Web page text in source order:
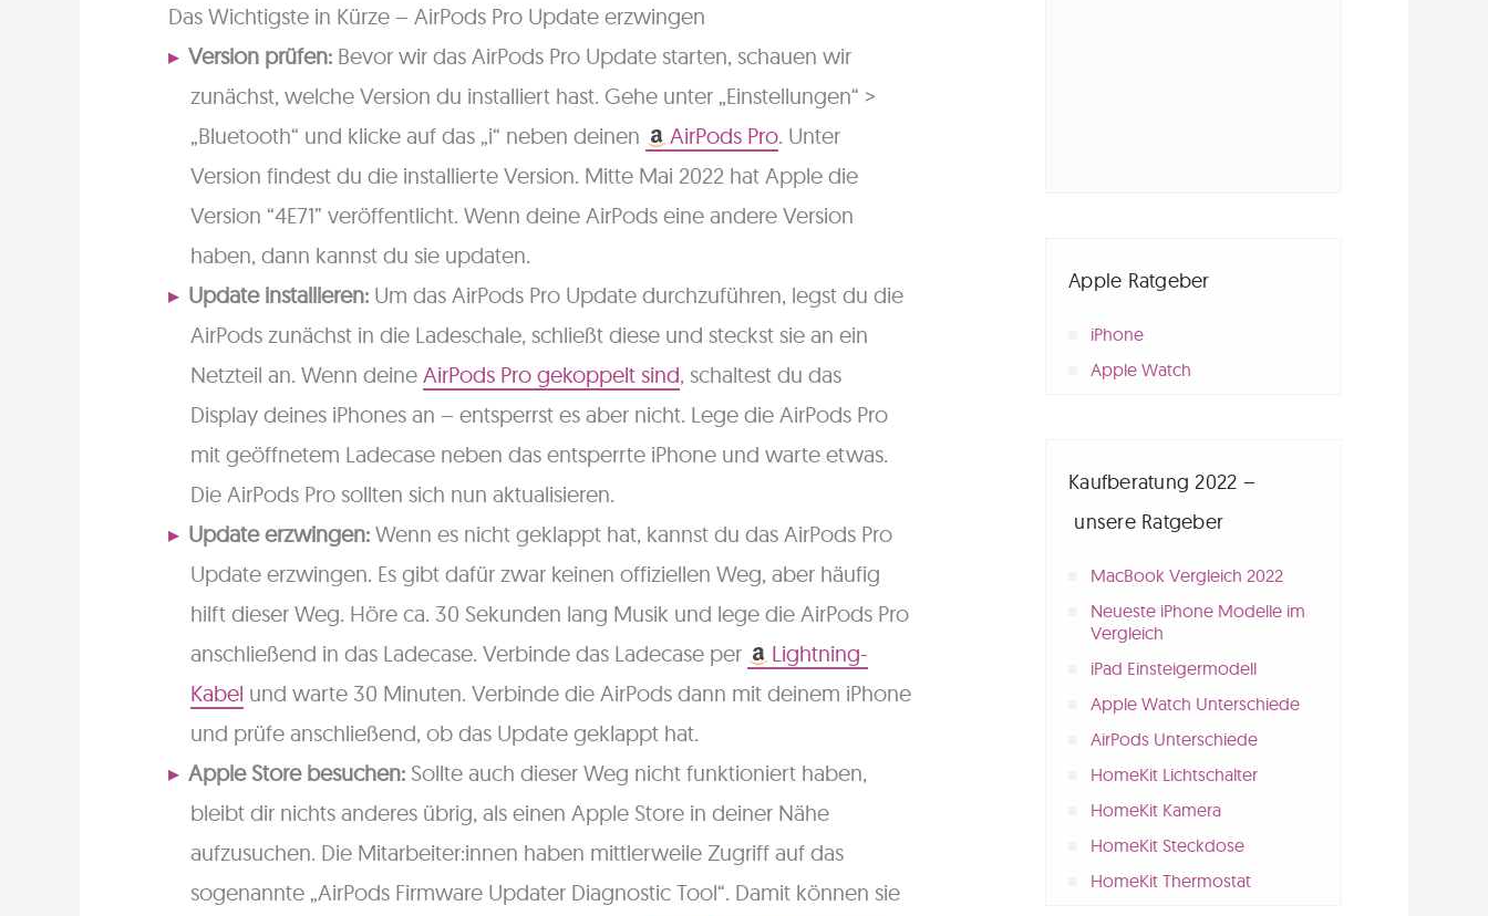
Das Wichtigste in Kürze – AirPods Pro Update erzwingen
Version prüfen: Bevor wir das AirPods Pro Update starten, schauen wir
zunächst, welche Version du installiert hast. Gehe unter „Einstellungen“ >
„Bluetooth“ und klicke auf das „i“ neben deinen
AirPods Pro. Unter
Version findest du die installierte Version. Mitte Mai 2022 hat Apple die
Version “4E71” veröffentlicht. Wenn deine AirPods eine andere Version
haben, dann kannst du sie updaten.
Update installieren: Um das AirPods Pro Update durchzuführen, legst du die
AirPods zunächst in die Ladeschale, schließt diese und steckst sie an ein
Netzteil an. Wenn deine AirPods Pro gekoppelt sind, schaltest du das
Display deines iPhones an – entsperrst es aber nicht. Lege die AirPods Pro
mit geöffnetem Ladecase neben das entsperrte iPhone und warte etwas.
Die AirPods Pro sollten sich nun aktualisieren.
Update erzwingen: Wenn es nicht geklappt hat, kannst du das AirPods Pro
Update erzwingen. Es gibt dafür zwar keinen offiziellen Weg, aber häufig
hilft dieser Weg. Höre ca. 30 Sekunden lang Musik und lege die AirPods Pro
anschließend in das Ladecase. Verbinde das Ladecase per
Lightning-
Kabel und warte 30 Minuten. Verbinde die AirPods dann mit deinem iPhone
und prüfe anschließend, ob das Update geklappt hat.
Apple Store besuchen: Sollte auch dieser Weg nicht funktioniert haben,
bleibt dir nichts anderes übrig, als einen Apple Store in deiner Nähe
aufzusuchen. Die Mitarbeiter:innen haben mittlerweile Zugriff auf das
sogenannte „AirPods Firmware Updater Diagnostic Tool“. Damit können sie
Apple Ratgeber
iPhone
Apple Watch
Kaufberatung 2022 –
unsere Ratgeber
MacBook Vergleich 2022
Neueste iPhone Modelle im
Vergleich
iPad Einsteigermodell
Apple Watch Unterschiede
AirPods Unterschiede
HomeKit Lichtschalter
HomeKit Kamera
HomeKit Steckdose
HomeKit Thermostat